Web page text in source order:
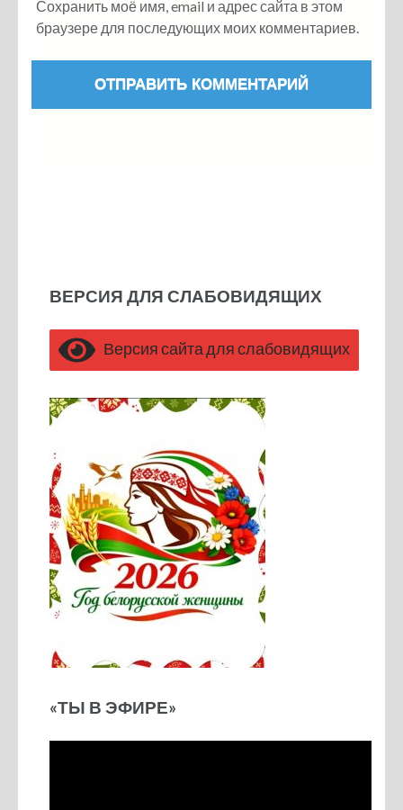
Сохранить моё имя, email и адрес сайта в этом
браузере для последующих моих комментариев.
ВЕРСИЯ ДЛЯ СЛАБОВИДЯЩИХ
Версия сайта для слабовидящих
«ТЫ В ЭФИРЕ»